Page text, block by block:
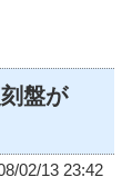
盤が
02/13 23:42